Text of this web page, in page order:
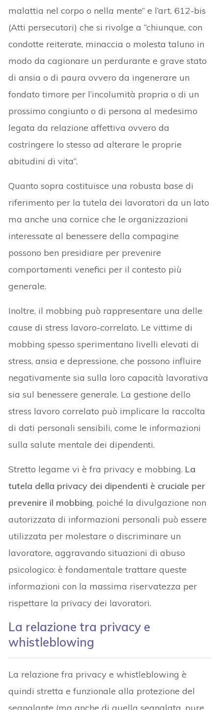
malattia nel corpo o nella mente” e l’art. 612-bis
(Atti persecutori) che si rivolge a “chiunque, con
condotte reiterate, minaccia o molesta taluno in
modo da cagionare un perdurante e grave stato
di ansia o di paura ovvero da ingenerare un
fondato timore per l’incolumità propria o di un
prossimo congiunto o di persona al medesimo
legata da relazione affettiva ovvero da
costringere lo stesso ad alterare le proprie
abitudini di vita”.
Quanto sopra costituisce una robusta base di
riferimento per la tutela dei lavoratori da un lato
ma anche una cornice che le organizzazioni
interessate al benessere della compagine
possono ben presidiare per prevenire
comportamenti venefici per il contesto più
generale.
Inoltre, il mobbing può rappresentare una delle
cause di stress lavoro-correlato. Le vittime di
mobbing spesso sperimentano livelli elevati di
stress, ansia e depressione, che possono influire
negativamente sia sulla loro capacità lavorativa
sia sul benessere generale. La gestione dello
stress lavoro correlato può implicare la raccolta
di dati personali sensibili, come le informazioni
sulla salute mentale dei dipendenti.
Stretto legame vi è fra privacy e mobbing. La
tutela della privacy dei dipendenti è cruciale per
prevenire il mobbing, poiché la divulgazione non
autorizzata di informazioni personali può essere
utilizzata per molestare o discriminare un
lavoratore, aggravando situazioni di abuso
psicologico: è fondamentale trattare queste
informazioni con la massima riservatezza per
rispettare la privacy dei lavoratori.
La relazione tra privacy e
whistleblowing
La relazione fra privacy e whistleblowing è
quindi stretta e funzionale alla protezione del
segnalante (ma anche di quella segnalata, pure